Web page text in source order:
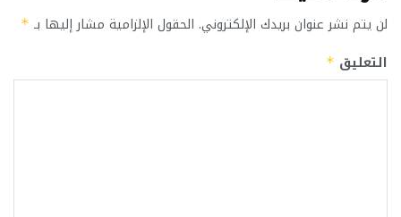
لن يتم نشر عنوان بريدك الإلكتروني. الحقول الإلزامية مشار إليها بـ *
التعليق *